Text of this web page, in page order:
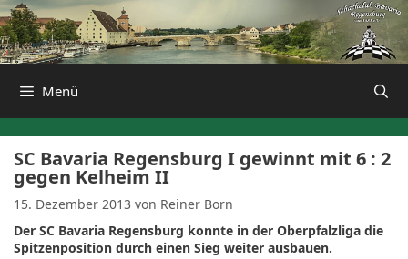
Zum
Inhalt
springen
Menü
SC Bavaria Regensburg I gewinnt mit 6 : 2
gegen Kelheim II
15. Dezember 2013 von Reiner Born
Der SC Bavaria Regensburg konnte in der Oberpfalzliga die
Spitzenposition durch einen Sieg weiter ausbauen.